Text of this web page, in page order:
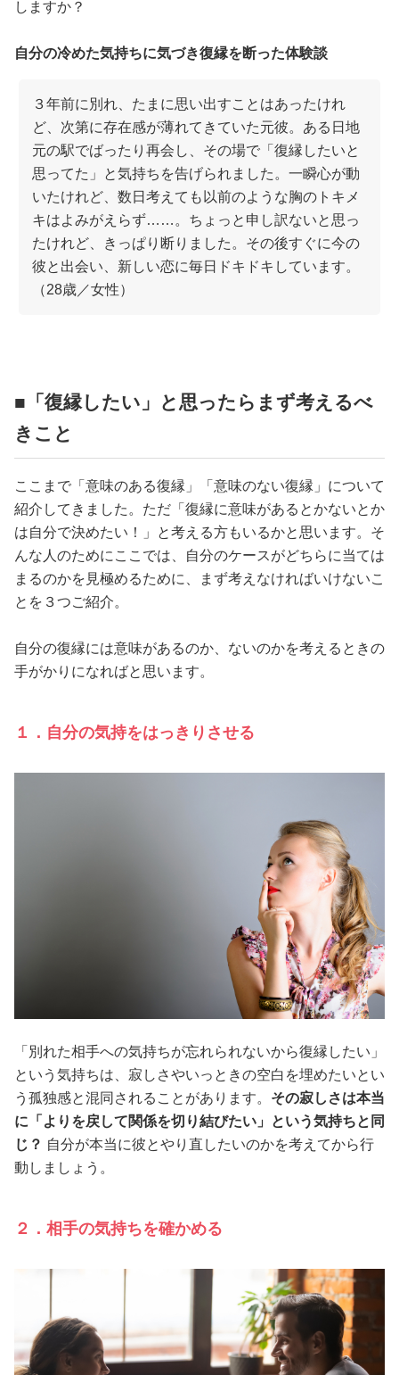
しますか？
自分の冷めた気持ちに気づき復縁を断った体験談
３年前に別れ、たまに思い出すことはあったけれ
ど、次第に存在感が薄れてきていた元彼。ある日地
元の駅でばったり再会し、その場で「復縁したいと
思ってた」と気持ちを告げられました。一瞬心が動
いたけれど、数日考えても以前のような胸のトキメ
キはよみがえらず……。ちょっと申し訳ないと思っ
たけれど、きっぱり断りました。その後すぐに今の
彼と出会い、新しい恋に毎日ドキドキしています。
（28歳／女性）
■「復縁したい」と思ったらまず考えるべ
きこと
ここまで「意味のある復縁」「意味のない復縁」について
紹介してきました。ただ「復縁に意味があるとかないとか
は自分で決めたい！」と考える方もいるかと思います。そ
んな人のためにここでは、自分のケースがどちらに当ては
まるのかを見極めるために、まず考えなければいけないこ
とを３つご紹介。
自分の復縁には意味があるのか、ないのかを考えるときの
手がかりになればと思います。
１．自分の気持をはっきりさせる
「別れた相手への気持ちが忘れられないから復縁したい」
という気持ちは、寂しさやいっときの空白を埋めたいとい
う孤独感と混同されることがあります。 その寂しさは本当
に「よりを戻して関係を切り結びたい」という気持ちと同
じ？ 自分が本当に彼とやり直したいのかを考えてから行
動しましょう。
２．相手の気持ちを確かめる